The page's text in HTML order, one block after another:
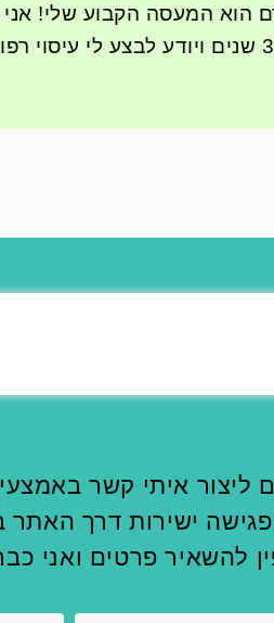
הוא המעסה הקבוע שלי! אני
ליצור איתי קשר
ישירות דרך האתר
להשאיר פרטים ואני